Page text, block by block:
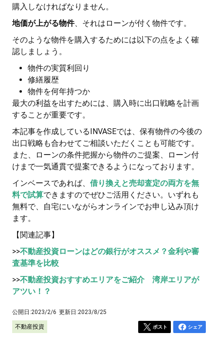
購入しなければなりません。
地価が上がる物件、それはローンが付く物件です。
そのような物件を購入するためには以下の点をよく確
認しましょう。
物件の実質利回り
修繕履歴
物件を何年持つか
最大の利益を出すためには、購入時に出口戦略を計画
することが重要です。
本記事を作成しているINVASEでは、保有物件の今後の
出口戦略も合わせてご相談いただくことも可能です。
また、ローンの条件把握から物件のご提案、ローン付
けまで一気通貫で提案できるようになっております。
インベースであれば、 借り換えと売却査定の両方を無
料で試算できますのでぜひご活用ください。いずれも
無料で、自宅にいながらオンラインでお申し込み頂け
ます。
【関連記事】
>>不動産投資ローンはどの銀行がオススメ？金利や審
査基準を比較
>>不動産投資おすすめエリアをご紹介 湾岸エリアが
アツい！？
公開日:2023/2/6 更新日:2023/8/25
不動産投資 ポスト シェア